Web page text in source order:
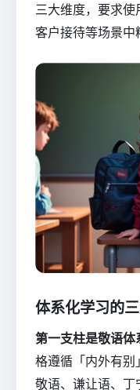
三大维度，要求使
客户接待等场景中
体系化学习的
第一支柱是敬语体
格遵循「内外有
敬语、谦让语、